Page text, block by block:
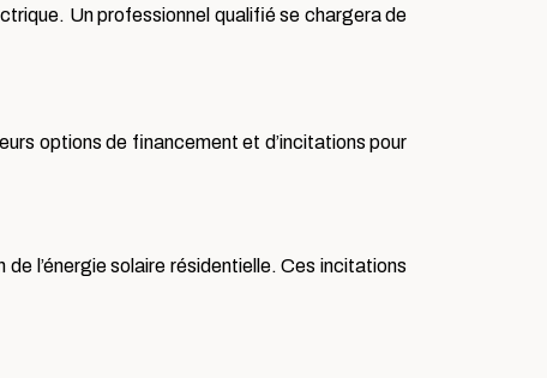
Un professionnel qualifié se chargera de
options de financement et d’incitations pour
l’énergie solaire résidentielle. Ces incitations